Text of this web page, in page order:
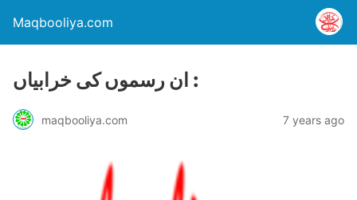
Maqbooliya.com
ان رسموں کی خرابیاں :
maqbooliya.com 7 years ago